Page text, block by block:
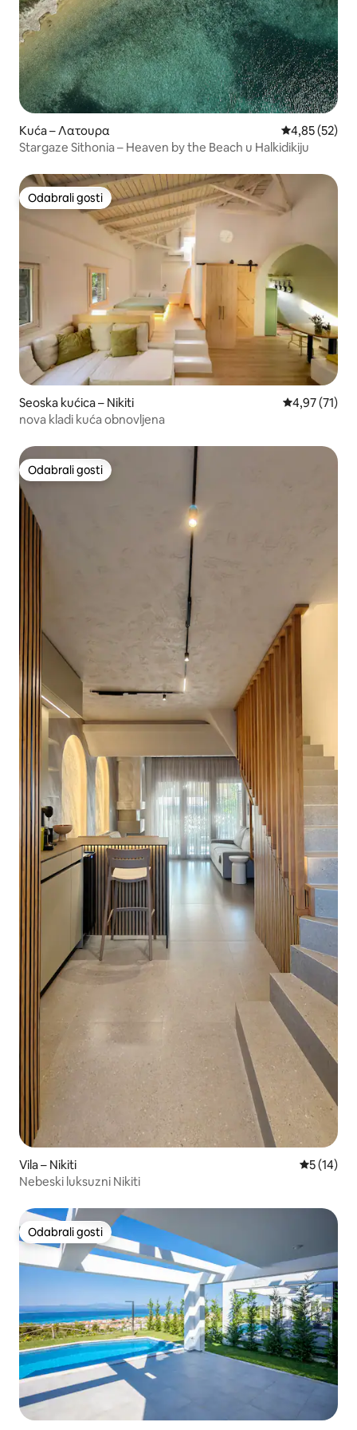
Kuća – Λατουρα Prosječna
4,85 (52)
Stargaze Sithonia – Heaven by the Beach u Halkidikiju
Odabrali gosti
Odabrali gosti
Seoska kućica – Nikiti Prosječna
4,97 (71)
nova kladi kuća obnovljena
Odabrali gosti
Odabrali gosti
Vila – Nikiti Prosječna
5 (14)
Nebeski luksuzni Nikiti
Odabrali gosti
Odabrali gosti